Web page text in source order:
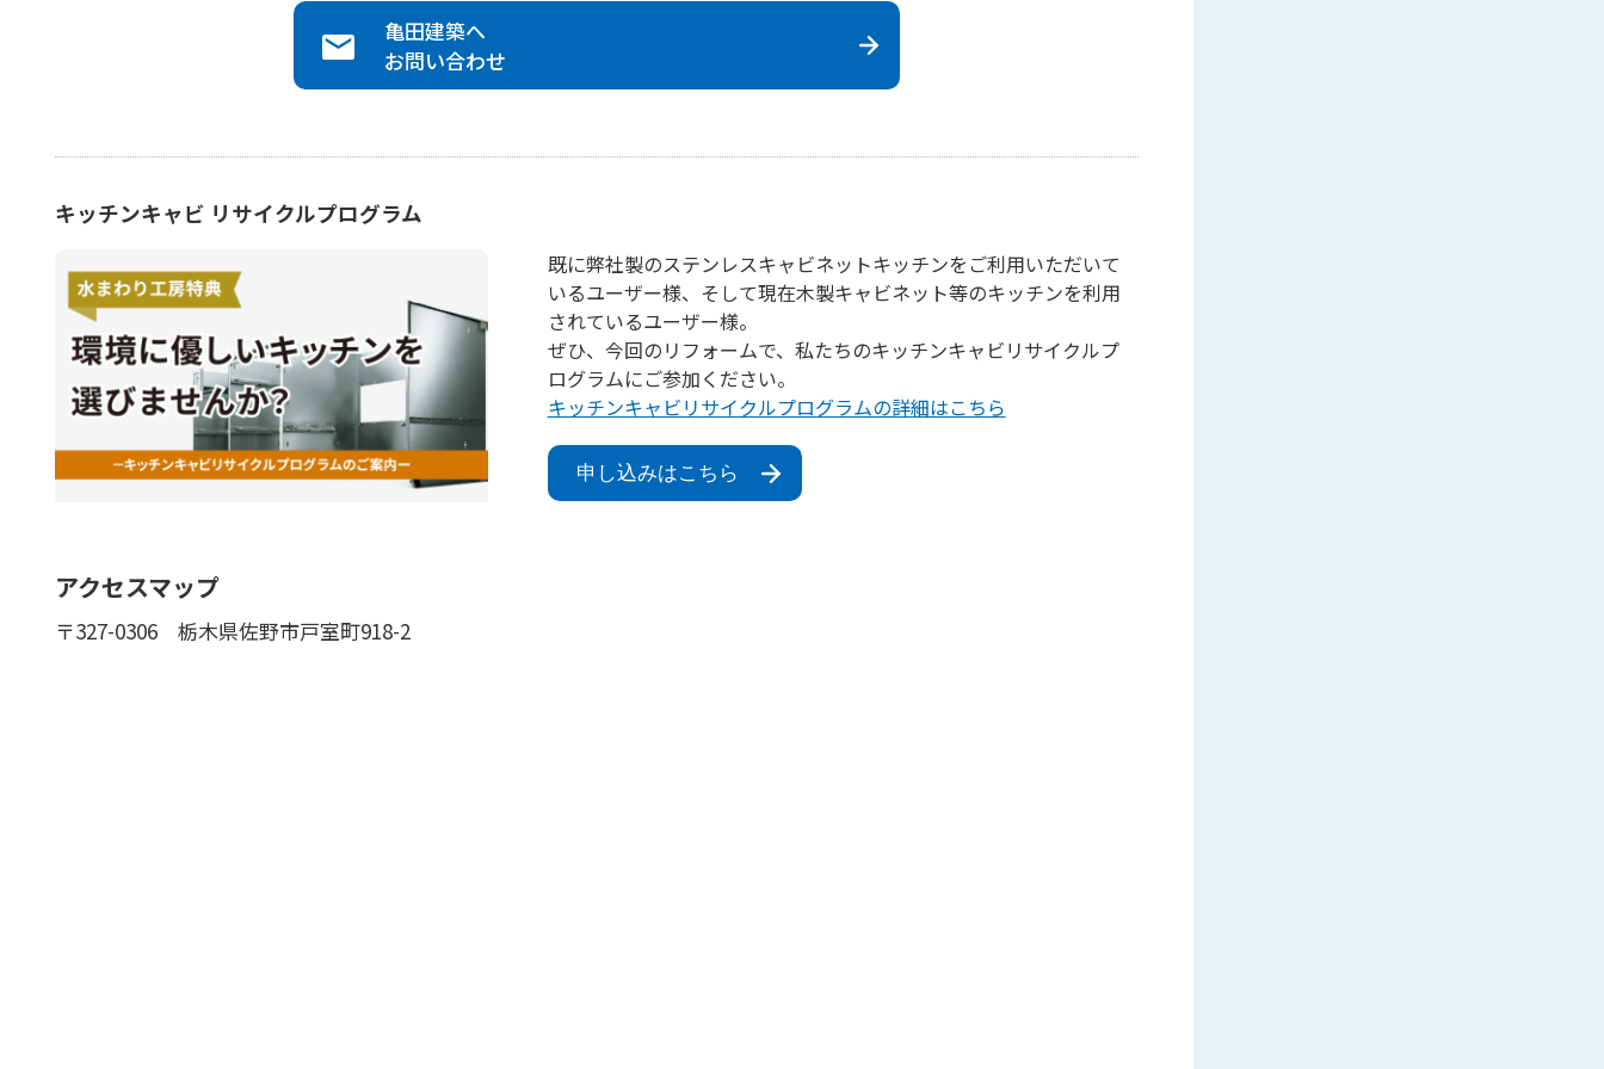
亀田建築へ
お問い合わせ
キッチンキャビ リサイクルプログラム
既に弊社製のステンレスキャビネットキッチンをご利用いただいて
いるユーザー様、そして現在木製キャビネット等のキッチンを利用
されているユーザー様。
ぜひ、今回のリフォームで、私たちのキッチンキャビリサイクルプ
ログラムにご参加ください。
キッチンキャビリサイクルプログラムの詳細はこちら
申し込みはこちら
アクセスマップ
〒327-0306 栃木県佐野市戸室町918-2